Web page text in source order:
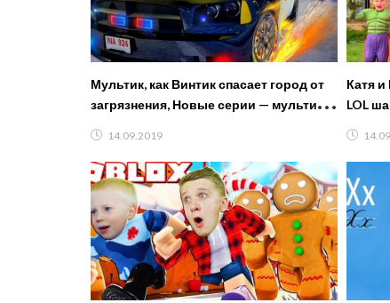
Мультик, как Винтик спасает город от
загрязнения, Новые серии — мультики
14.09.2019
Катя
LOL